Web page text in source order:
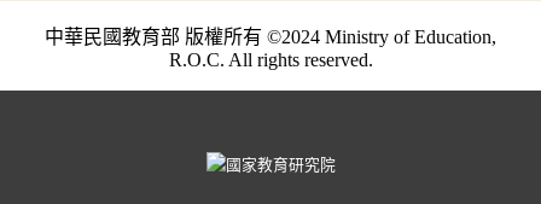
中華民國教育部 版權所有 ©2024 Ministry of Education,
R.O.C. All rights reserved.